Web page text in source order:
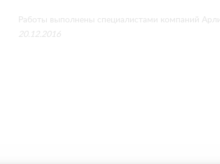
Работы выполнены специалистами компаний
20.12.2016